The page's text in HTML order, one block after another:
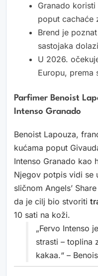
Granado
poput cachaće
Brend je
sastojaka
U 2026.
Europu, prema
Parfimer Benoist
Intenso Granado
Benoist Lapouza,
kućama poput
Intenso Granado kao
Njegov potpis vidi se
sličnom Angels’
da je cilj bio stvoriti
10 sati na koži.
„Fervo Intenso
strasti – toplina
kakaa.“ –